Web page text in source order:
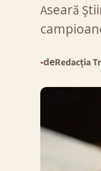
Aseară
●deRedacția